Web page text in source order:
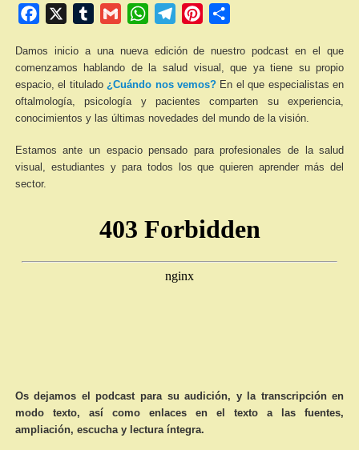
Facebook TumblrGmail WhatsAppTelegramPinterest
Damos inicio a una nueva edición de nuestro podcast en el que
comenzamos hablando de la salud visual, que ya tiene su propio
espacio, el titulado ¿Cuándo nos vemos? En el que especialistas en
oftalmología, psicología y pacientes comparten su experiencia,
conocimientos y las últimas novedades del mundo de la visión.
Estamos ante un espacio pensado para profesionales de la salud
visual, estudiantes y para todos los que quieren aprender más del
sector.
Os dejamos el podcast para su audición, y la transcripción en
modo texto, así como enlaces en el texto a las fuentes,
ampliación, escucha y lectura íntegra.